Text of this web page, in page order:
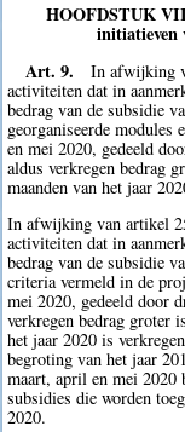
HOOFDSTUK
initiatieven
Art. 9.
In afwijking
activiteiten dat in
bedrag van de subsidie
georganiseerde modules
en mei 2020, gedeeld
aldus verkregen bedrag
maanden van het jaar
In afwijking van artikel
activiteiten dat in
bedrag van de subsidie
criteria vermeld in de
mei 2020, gedeeld door
verkregen bedrag groter
het jaar 2020 is
begroting van het jaar
maart, april en mei
subsidies die worden
2020.